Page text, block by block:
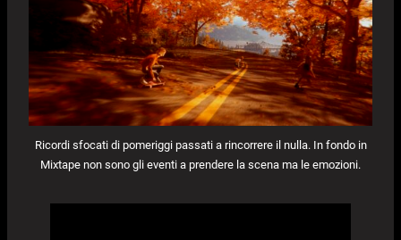
Ricordi sfocati di pomeriggi passati a rincorrere il nulla. In fondo in
Mixtape non sono gli eventi a prendere la scena ma le emozioni.